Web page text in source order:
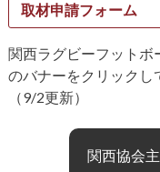
取材申請フォーム
関西ラグビーフットボ
のバナーをクリックし
（9/2更新）
関西協会